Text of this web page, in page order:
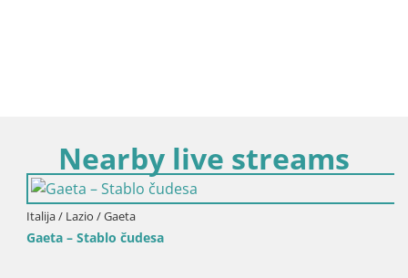
Nearby live streams
Italija / Lazio / Gaeta
Gaeta – Stablo čudesa